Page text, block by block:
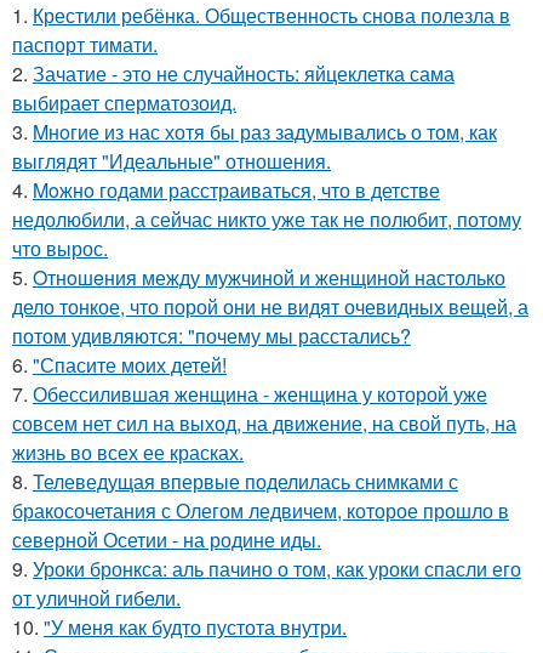
1. Крестили ребёнка. Общественность снова полезла в
паспорт тимати.
2. Зачатие - это не случайность: яйцеклетка сама
выбирает сперматозоид.
3. Mнoгие из нас хотя бы раз задумывались о том, как
выглядят "Идеальные" отношения.
4. Moжнo годами расстраиваться, что в детстве
недолюбили, а сейчас никто уже так не полюбит, потому
что вырос.
5. Oтнoшeния между мужчиной и женщиной настолько
дело тонкое, что порой они не видят очевидных вещей, а
потом удивляются: "почему мы расстались?
6. "Спасите моих детей!
7. Обессилившая женщина - женщина у которой уже
совсем нет сил на выход, на движение, на свой путь, на
жизнь во всех ее красках.
8. Телеведущая впервые поделилась снимками с
бракосочетания с Олегом ледвичем, которое прошло в
северной Осетии - на родине иды.
9. Уроки бронкса: аль пачино о том, как уроки спасли его
от уличной гибели.
10. "У меня как будто пустота внутри.